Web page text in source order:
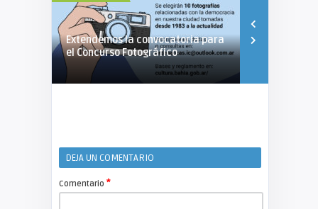
Extendemos la convocatoria para
el Concurso Fotográfico
DEJA UN COMENTARIO
Comentario *